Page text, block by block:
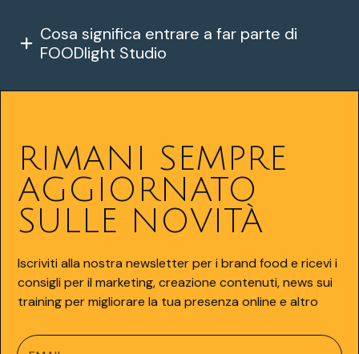
Cosa significa entrare a far parte di
FOODlight Studio
RIMANI SEMPRE
AGGIORNATO
SULLE NOVITÀ
Iscriviti alla nostra newsletter per i brand food e ricevi i
consigli per il marketing, creazione contenuti, news sui
training per migliorare la tua presenza online e altro